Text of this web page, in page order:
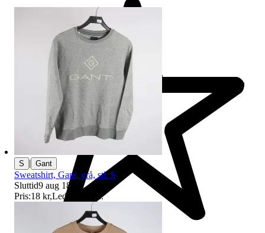
S | Gant
Sweatshirt, Gant, grå, stl. S
Sluttid9 aug 18:40 .
Pris:18 kr,Ledande bud.